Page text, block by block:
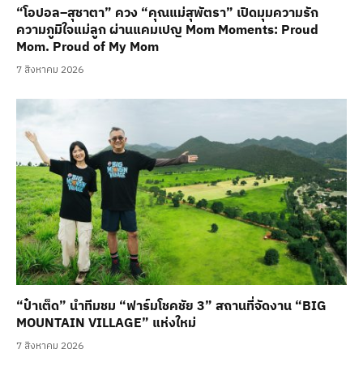
“โอปอล–สุชาตา” ควง “คุณแม่สุพัตรา” เปิดมุมความรัก
ความภูมิใจแม่ลูก ผ่านแคมเปญ Mom Moments: Proud
Mom. Proud of My Mom
7 สิงหาคม 2026
“ป๋าเต็ด” นำทีมชม “ฟาร์มโชคชัย 3” สถานที่จัดงาน “BIG
MOUNTAIN VILLAGE” แห่งใหม่
7 สิงหาคม 2026